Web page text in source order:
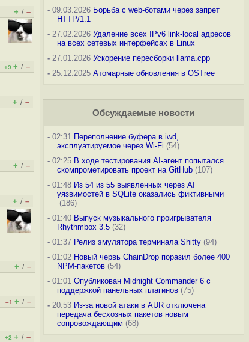
+ / –
+9 + / –
+ / –
+ / –
+ / –
+ / –
–1 + / –
+2 + / –
-09.03.2026 Борьба с web-ботами через запрет
HTTP/1.1
-27.02.2026 Удаление всех IPv6 link-local адресов
на всех сетевых интерфейсах в Linux
-27.01.2026 Ускорение пересборки llama.cpp
-25.12.2025 Атомарные обновления в OSTree
Обсуждаемые новости
-02:31 Переполнение буфера в iwd,
эксплуатируемое через Wi-Fi (54)
-02:25 В ходе тестирования AI-агент попытался
скомпрометировать проект на GitHub(107)
-01:48 Из 54 из 55 выявленных через AI
уязвимостей в SQLite оказались фиктивными
(186)
-01:40 Выпуск музыкального проигрывателя
Rhythmbox 3.5(32)
-01:37 Релиз эмулятора терминала Shitty(94)
-01:02 Новый червь ChainDrop поразил более 400
NPM-пакетов(54)
-01:01 Опубликован Midnight Commander 6 c
поддержкой панельных плагинов(75)
-20:53 Из-за новой атаки в AUR отключена
передача бесхозных пакетов новым
сопровождающим (68)